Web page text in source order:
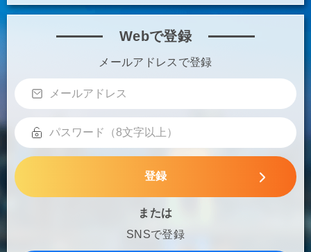
Webで登録
メールアドレスで登録
登録
または
SNSで登録